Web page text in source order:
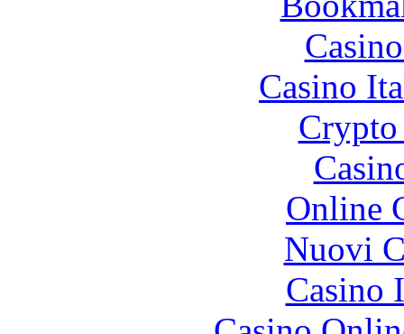
Casino
Online
Nuovi
Casino